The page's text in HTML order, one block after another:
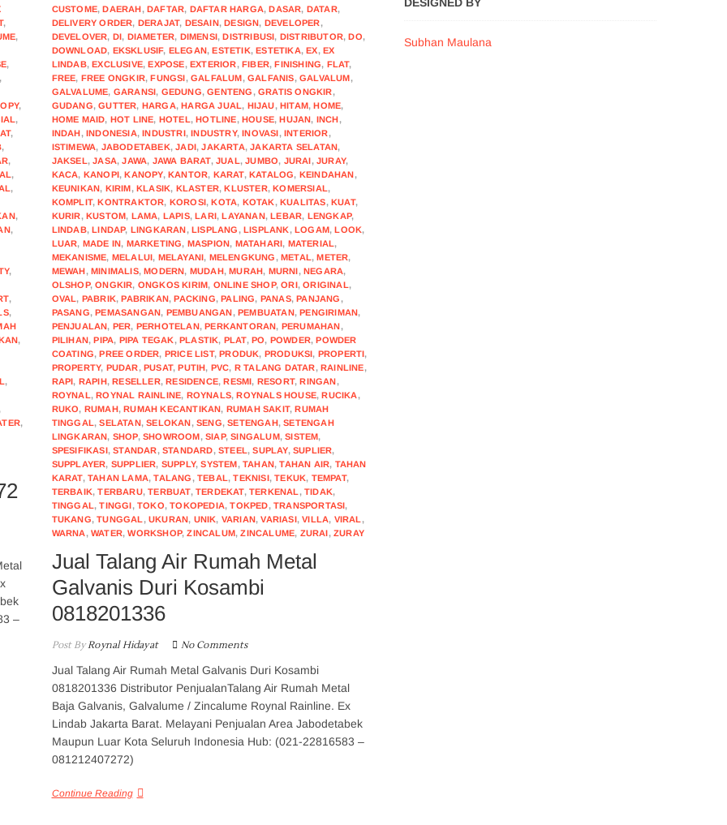
,
,
,
,
,
,
,
,
,
,
,
,
,
,
,
,
,
,
,
–
CUSTOME,DAERAH, DAFTAR, DAFTAR HARGA,DASAR, DATAR,
DELIVERY ORDER, DERAJAT, DESAIN,DESIGN, DEVELOPER,
DEVELOVER, DI, DIAMETER, DIMENSI,DISTRIBUSI, DISTRIBUTOR,DO,
DOWNLOAD, EKSKLUSIF, ELEGAN,ESTETIK,ESTETIKA,EX, EX
LINDAB,EXCLUSIVE,EXPOSE, EXTERIOR, FIBER,FINISHING, FLAT,
FREE, FREE ONGKIR,FUNGSI, GALFALUM, GALFANIS, GALVALUM,
GALVALUME, GARANSI, GEDUNG,GENTENG , GRATIS ONGKIR,
GUDANG,GUTTER, HARGA,HARGA JUAL, HIJAU, HITAM,HOME,
HOME MAID, HOT LINE, HOTEL,HOTLINE, HOUSE,HUJAN, INCH,
INDAH, INDONESIA,INDUSTRI,INDUSTRY,INOVASI, INTERIOR,
ISTIMEWA, JABODETABEK,JADI,JAKARTA,JAKARTA SELATAN,
JAKSEL,JASA,JAWA, JAWA BARAT, JUAL,JUMBO, JURAI, JURAY,
KACA, KANOPI,KANOPY, KANTOR, KARAT, KATALOG, KEINDAHAN,
KEUNIKAN, KIRIM, KLASIK, KLASTER,KLUSTER,KOMERSIAL,
KOMPLIT,KONTRAKTOR, KOROSI,KOTA, KOTAK, KUALITAS, KUAT,
KURIR, KUSTOM, LAMA, LAPIS,LARI,LAYANAN,LEBAR, LENGKAP,
LINDAB,LINDAP, LINGKARAN, LISPLANG , LISPLANK, LOGAM,LOOK,
LUAR, MADE IN, MARKETING, MASPION, MATAHARI, MATERIAL,
MEKANISME, MELALUI, MELAYANI, MELENGKUNG , METAL,METER,
MEWAH, MINIMALIS,MODERN, MUDAH,MURAH, MURNI, NEGARA,
OLSHOP,ONGKIR, ONGKOS KIRIM, ONLINE SHOP,ORI,ORIGINAL,
OVAL, PABRIK,PABRIKAN,PACKING,PALING, PANAS,PANJANG ,
PASANG,PEMASANGAN, PEMBUANGAN, PEMBUATAN,PENGIRIMAN,
PENJUALAN, PER, PERHOTELAN,PERKANTORAN, PERUMAHAN,
PILIHAN,PIPA, PIPA TEGAK, PLASTIK, PLAT, PO, POWDER,POWDER
COATING,PREE ORDER, PRICE LIST,PRODUK, PRODUKSI, PROPERTI,
PROPERTY, PUDAR, PUSAT,PUTIH, PVC, R TALANG DATAR, RAINLINE,
RAPI, RAPIH,RESELLER,RESIDENCE,RESMI, RESORT,RINGAN,
ROYNAL,ROYNAL RAINLINE, ROYNALS,ROYNALS HOUSE,RUCIKA,
RUKO, RUMAH,RUMAH KECANTIKAN, RUMAH SAKIT,RUMAH
TINGGAL,SELATAN,SELOKAN, SENG,SETENGAH,SETENGAH
LINGKARAN, SHOP, SHOWROOM, SIAP,SINGALUM,SISTEM,
SPESIFIKASI,STANDAR, STANDARD, STEEL,SUPLAY, SUPLIER,
SUPPLAYER, SUPPLIER, SUPPLY,SYSTEM, TAHAN,TAHAN AIR, TAHAN
KARAT, TAHAN LAMA,TALANG , TEBAL,TEKNISI,TEKUK, TEMPAT,
TERBAIK,TERBARU,TERBUAT, TERDEKAT, TERKENAL , TIDAK,
TINGGAL,TINGGI, TOKO,TOKOPEDIA,TOKPED, TRANSPORTASI,
TUKANG,TUNGGAL , UKURAN, UNIK, VARIAN,VARIASI,VILLA, VIRAL ,
WARNA, WATER,WORKSHOP,ZINCALUM,ZINCALUME, ZURAI, ZURAY
Jual Talang Air Rumah Metal
Galvanis Duri Kosambi
0818201336
Post ByRoynal Hidayat No Comments
Jual Talang Air Rumah Metal Galvanis Duri Kosambi
0818201336 Distributor PenjualanTalang Air Rumah Metal
Baja Galvanis, Galvalume / Zincalume Roynal Rainline. Ex
Lindab Jakarta Barat. Melayani Penjualan Area Jabodetabek
Maupun Luar Kota Seluruh Indonesia Hub: (021-22816583 –
081212407272)
Continue Reading
Subhan Maulana